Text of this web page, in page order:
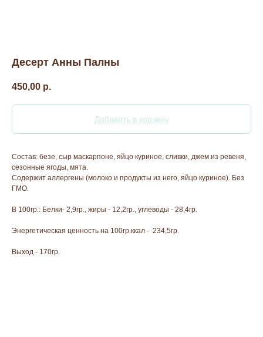
Десерт Анны Палны
450,00 р.
Добавить в корзину
Состав: безе, сыр маскарпоне, яйцо куриное, сливки, джем из ревеня,
сезонные ягоды, мята.
Содержит аллергены (молоко и продукты из него, яйцо куриное). Без
ГМО.
В 100гр.: Белки- 2,9гр., жиры - 12,2гр., углеводы - 28,4гр.
Энергетическая ценность на 100гр.ккал - 234,5гр.
Выход - 170гр.